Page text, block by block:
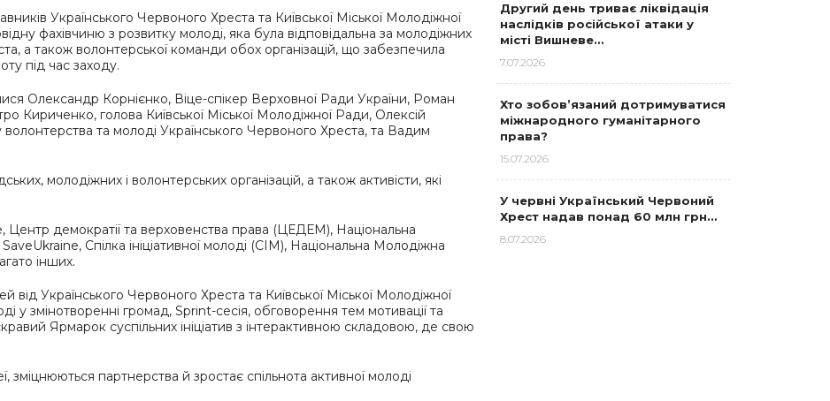
Українського Червоного Хреста та Київської Міської Молодіжної
фахівчиню з розвитку молоді, яка була відповідальна за молодіжних
а також волонтерської команди обох організацій, що забезпечила
під час заходу.
Олександр Корнієнко, Віце-спікер Верховної Ради України, Роман
Кириченко, голова Київської Міської Молодіжної Ради, Олексій
волонтерства та молоді Українського Червоного Хреста, та Вадим
молодіжних і волонтерських організацій, а також активісти, які
демократії та верховенства права (ЦЕДЕМ), Національна
Спілка ініціативної молоді (СІМ), Національна Молодіжна
інших.
Українського Червоного Хреста та Київської Міської Молодіжної
у змінотворенні громад, Sprint-сесія, обговорення тем мотивації та
Ярмарок суспільних ініціатив з інтерактивною складовою, де свою
партнерства й зростає спільнота активної молоді
Другий день триває ліквідація
наслідків російської атаки у
місті Вишневе…
7.07.2026
Хто зобов’язаний дотримуватися
міжнародного гуманітарного
права?
15.07.2026
У червні Український Червоний
Хрест надав понад 60 млн грн…
8.07.2026